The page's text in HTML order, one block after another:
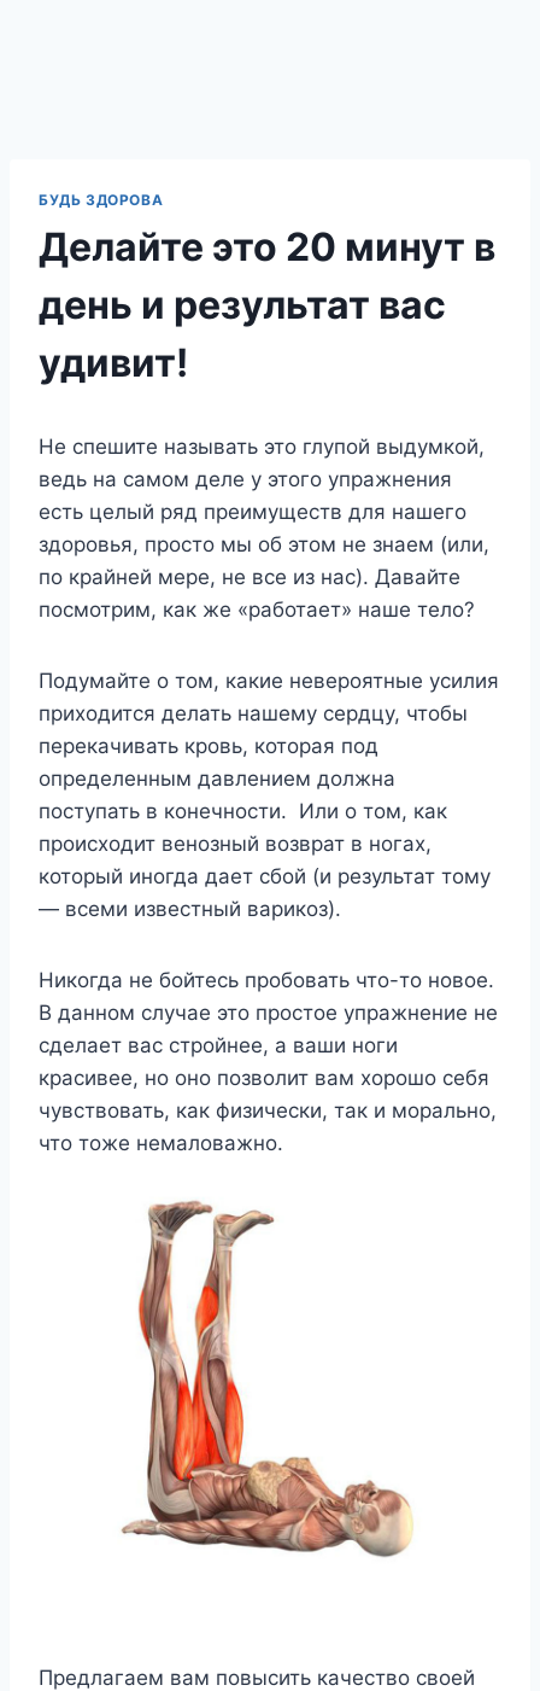
БУДЬ ЗДОРОВА
Делайте это 20 минут в
день и результат вас
удивит!
Не спешите называть это глупой выдумкой,
ведь на самом деле у этого упражнения
есть целый ряд преимуществ для нашего
здоровья, просто мы об этом не знаем (или,
по крайней мере, не все из нас). Давайте
посмотрим, как же «работает» наше тело?
Подумайте о том, какие невероятные усилия
приходится делать нашему сердцу, чтобы
перекачивать кровь, которая под
определенным давлением должна
поступать в конечности. Или о том, как
происходит венозный возврат в ногах,
который иногда дает сбой (и результат тому
— всеми известный варикоз).
Никогда не бойтесь пробовать что-то новое.
В данном случае это простое упражнение не
сделает вас стройнее, а ваши ноги
красивее, но оно позволит вам хорошо себя
чувствовать, как физически, так и морально,
что тоже немаловажно.
Предлагаем вам повысить качество своей